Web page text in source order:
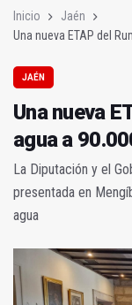
Inicio
Jaén
Una nueva ETAP del
JAÉN
Una nueva
agua a
La Diputación y el
presentada en
agua